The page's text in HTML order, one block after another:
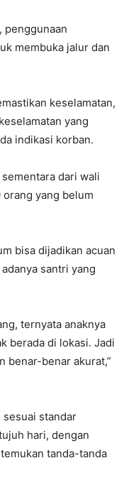
penggunaan
membuka jalur dan
keselamatan,
yang
indikasi korban.
dari wali
yang belum
bisa dijadikan acuan
santri yang
ternyata anaknya
berada di lokasi. Jadi
benar-benar akurat,”
sesuai standar
hari, dengan
tanda-tanda